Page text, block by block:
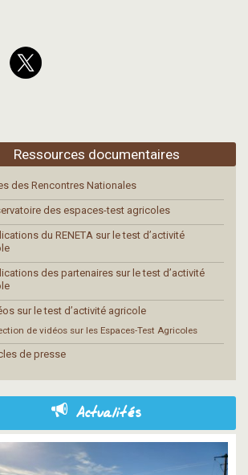
Ressources documentaires
des Rencontres Nationales
des espaces-test agricoles
du RENETA sur le test d’activité
des partenaires sur le test d’activité
sur le test d’activité agricole
de vidéos sur les Espaces-Test Agricoles
de presse
Actualités